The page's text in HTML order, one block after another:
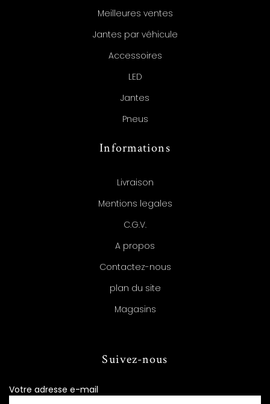
Meilleures ventes
Jantes par véhicule
Accessoires
LED
Jantes
Pneus
Informations
Livraison
Mentions legales
C.G.V.
A propos
Contactez-nous
plan du site
Magasins
Suivez-nous
Votre adresse e-mail